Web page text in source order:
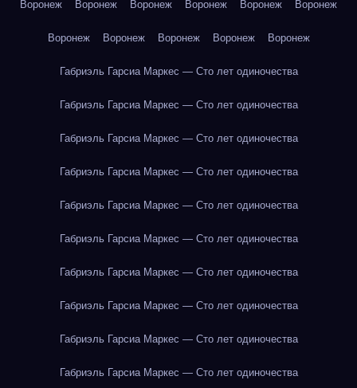
Воронеж Воронеж Воронеж Воронеж Воронеж Воронеж
Воронеж Воронеж Воронеж Воронеж Воронеж
Габриэль Гарсиа Маркес — Сто лет одиночества
Габриэль Гарсиа Маркес — Сто лет одиночества
Габриэль Гарсиа Маркес — Сто лет одиночества
Габриэль Гарсиа Маркес — Сто лет одиночества
Габриэль Гарсиа Маркес — Сто лет одиночества
Габриэль Гарсиа Маркес — Сто лет одиночества
Габриэль Гарсиа Маркес — Сто лет одиночества
Габриэль Гарсиа Маркес — Сто лет одиночества
Габриэль Гарсиа Маркес — Сто лет одиночества
Габриэль Гарсиа Маркес — Сто лет одиночества